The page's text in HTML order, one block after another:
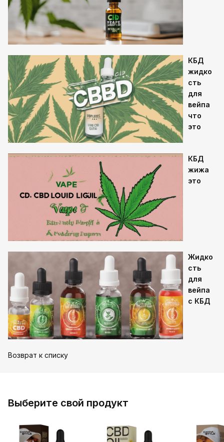
КБД
жидко
сть
для
вейпа
что
это
КБД
жижа
это
Жидко
сть
для
вейпа
с КБД
Возврат к списку
Выберите свой продукт